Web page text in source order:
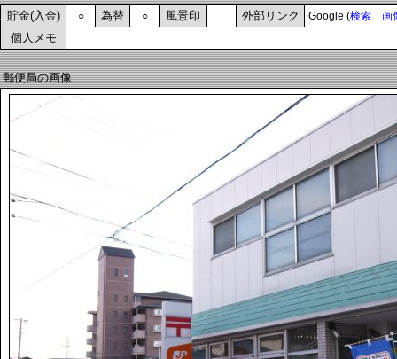
貯金(入金) ○ 為替 ○ 風景印 外部リンク Google (検索 画
個人メモ
郵便局の画像